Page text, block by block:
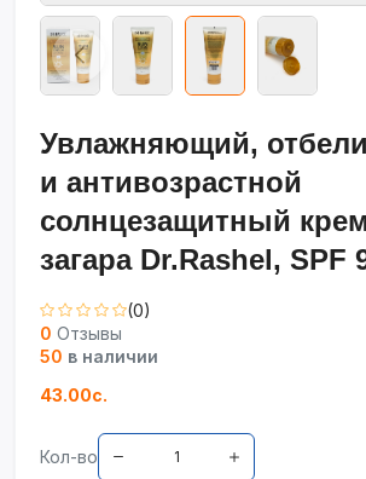
Увлажняющий,
и антивозрастной
солнцезащитный
загара Dr.Rashel, SPF
(0)
0 Отзывы
50 в наличии
43.00с.
Кол-во